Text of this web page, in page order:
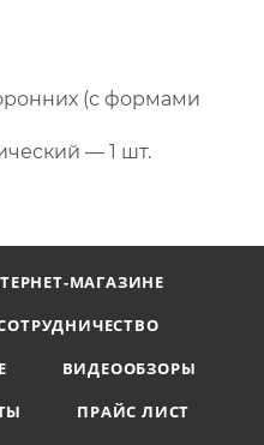
(с формами
— 1 шт.
МАГАЗИНЕ
ВИДЕООБЗОРЫ
ПРАЙС ЛИСТ